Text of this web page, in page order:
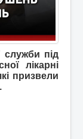
служби під
лікарні
призвели